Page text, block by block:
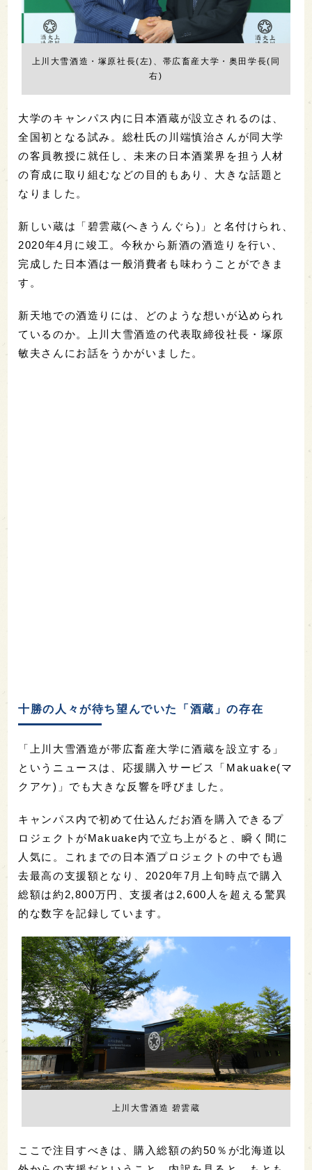
上川大雪酒造・塚原社長(左)、帯広畜産大学・奥田学長(同
右)
大学のキャンパス内に日本酒蔵が設立されるのは、
全国初となる試み。総杜氏の川端慎治さんが同大学
の客員教授に就任し、未来の日本酒業界を担う人材
の育成に取り組むなどの目的もあり、大きな話題と
なりました。
新しい蔵は「碧雲蔵(へきうんぐら)」と名付けられ、
2020年4月に竣工。今秋から新酒の酒造りを行い、
完成した日本酒は一般消費者も味わうことができま
す。
新天地での酒造りには、どのような想いが込められ
ているのか。上川大雪酒造の代表取締役社長・塚原
敏夫さんにお話をうかがいました。
十勝の人々が待ち望んでいた「酒蔵」の存在
「上川大雪酒造が帯広畜産大学に酒蔵を設立する」
というニュースは、応援購入サービス「Makuake(マ
クアケ)」でも大きな反響を呼びました。
キャンパス内で初めて仕込んだお酒を購入できるプ
ロジェクトがMakuake内で立ち上がると、瞬く間に
人気に。これまでの日本酒プロジェクトの中でも過
去最高の支援額となり、2020年7月上旬時点で購入
総額は約2,800万円、支援者は2,600人を超える驚異
的な数字を記録しています。
上川大雪酒造 碧雲蔵
ここで注目すべきは、購入総額の約50％が北海道以